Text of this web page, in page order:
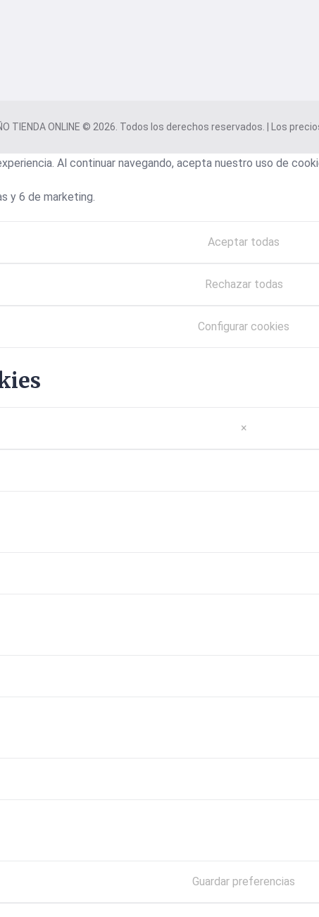
TIENDA ONLINE © 2026. Todos los derechos reservados. | Los
Al continuar navegando, acepta nuestro uso de
y 6 de marketing.
Aceptar todas
Rechazar todas
Configurar cookies
×
Guardar preferencias